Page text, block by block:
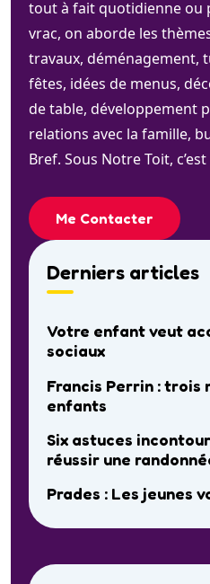
tout à fait quotidienne ou
vrac, on aborde les
travaux, déménagement,
fêtes, idées de menus,
de table, développement
relations avec la famille,
Bref. Sous Notre Toit,
Me Contacter
Derniers articles
Votre enfant veut
sociaux
Francis Perrin : trois
enfants
Six astuces
réussir une
Prades : Les jeunes